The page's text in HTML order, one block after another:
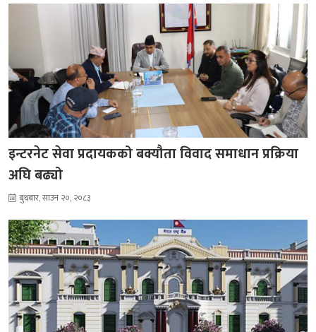
इन्टरनेट सेवा प्रदायकको बक्यौता विवाद समाधान प्रक्रिया
अघि बढ्यो
बुधबार, साउन २०, २०८३